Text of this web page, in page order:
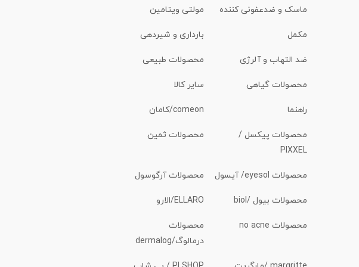
ماسک و ضدعفونی کننده مولتی ویتامین
مکمل بارداری و شیردهی
ضد التهاب و آلرژی محصولات طبیعی
محصولات گیاهی سایر کالا
راهنما comeon/کامان
محصولات پیکسل /
PIXXEL
محصولات ثمین
محصولات eyesol/ آیسول محصولات آرگوسول
محصولات بیول /biol ELLARO/الارو
محصولات no acne
محصولات
درمالوگ/dermalog